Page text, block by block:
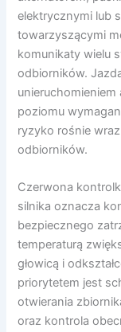
elektrycznymi lub
towarzyszącymi
komunikaty wielu
odbiorników.
poziomu
ryzyko rośnie
odbiorników.
Czerwona
silnika oznacza
bezpiecznego
temperaturą
głowicą i
priorytetem jest
otwierania
oraz kontrola